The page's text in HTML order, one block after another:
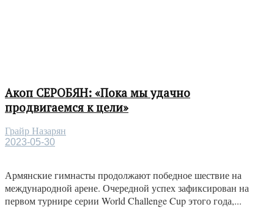
Акоп СЕРОБЯН: «Пока мы удачно
продвигаемся к цели»
Грайр Назарян
2023-05-30
Армянские гимнасты продолжают победное шествие на
международной арене. Очередной успех зафиксирован на
первом турнире серии World Challenge Cup этого года,...